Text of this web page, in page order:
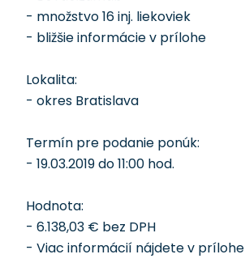
- množstvo 16 inj. liekoviek
- bližšie informácie v prílohe
Lokalita:
- okres Bratislava
Termín pre podanie ponúk:
- 19.03.2019 do 11:00 hod.
Hodnota:
- 6.138,03 € bez DPH
- Viac informácií nájdete v prílohe